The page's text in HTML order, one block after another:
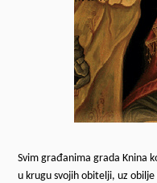
Svim građanima grada Knina
u krugu svojih obitelji, uz